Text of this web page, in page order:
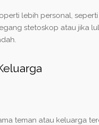
lebih personal,
stetoskop atau jika
teman atau keluarga